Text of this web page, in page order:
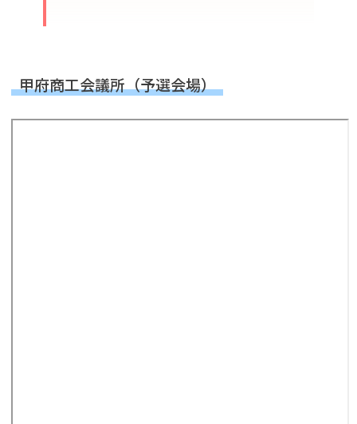
甲府商工会議所（予選会場）